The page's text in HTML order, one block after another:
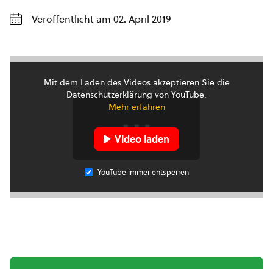
Veröffentlicht am 02. April 2019
Mit dem Laden des Videos akzeptieren Sie die
Datenschutzerklärung von YouTube.
Mehr erfahren
Video laden
YouTube immer entsperren